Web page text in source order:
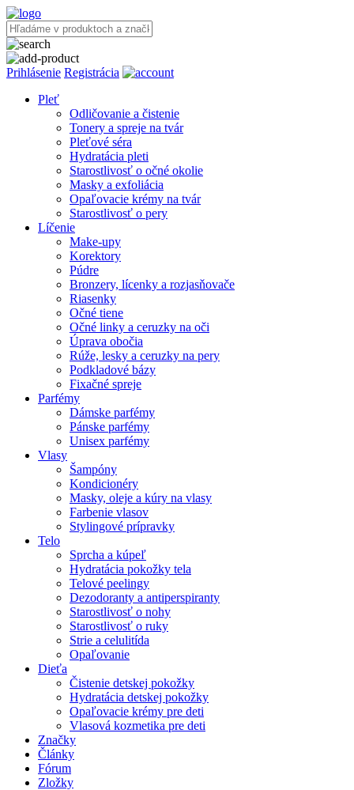
Prihlásenie Registrácia
Pleť
Odličovanie a čistenie
Tonery a spreje na tvár
Pleťové séra
Hydratácia pleti
Starostlivosť o očné okolie
Masky a exfoliácia
Opaľovacie krémy na tvár
Starostlivosť o pery
Líčenie
Make-upy
Korektory
Púdre
Bronzery, lícenky a rozjasňovače
Riasenky
Očné tiene
Očné linky a ceruzky na oči
Úprava obočia
Rúže, lesky a ceruzky na pery
Podkladové bázy
Fixačné spreje
Parfémy
Dámske parfémy
Pánske parfémy
Unisex parfémy
Vlasy
Šampóny
Kondicionéry
Masky, oleje a kúry na vlasy
Farbenie vlasov
Stylingové prípravky
Telo
Sprcha a kúpeľ
Hydratácia pokožky tela
Telové peelingy
Dezodoranty a antiperspiranty
Starostlivosť o nohy
Starostlivosť o ruky
Strie a celulitída
Opaľovanie
Dieťa
Čistenie detskej pokožky
Hydratácia detskej pokožky
Opaľovacie krémy pre deti
Vlasová kozmetika pre deti
Značky
Články
Fórum
Zložky